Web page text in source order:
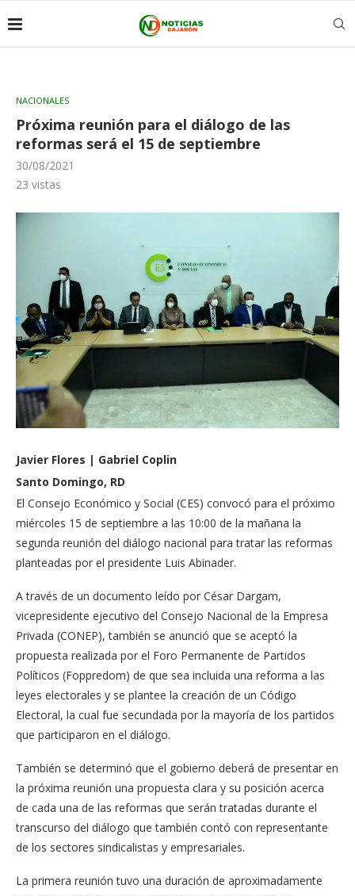
NACIONALES
Próxima reunión para el diálogo de las
reformas será el 15 de septiembre
30/08/2021
23 vistas
Javier Flores | Gabriel Coplin
Santo Domingo, RD
El Consejo Económico y Social (CES) convocó para el próximo
miércoles 15 de septiembre a las 10:00 de la mañana la
segunda reunión del diálogo nacional para tratar las reformas
planteadas por el presidente Luis Abinader.
A través de un documento leído por César Dargam,
vicepresidente ejecutivo del Consejo Nacional de la Empresa
Privada (CONEP), también se anunció que se aceptó la
propuesta realizada por el Foro Permanente de Partidos
Políticos (Foppredom) de que sea incluida una reforma a las
leyes electorales y se plantee la creación de un Código
Electoral, la cual fue secundada por la mayoría de los partidos
que participaron en el diálogo.
También se determinó que el gobierno deberá de presentar en
la próxima reunión una propuesta clara y su posición acerca
de cada una de las reformas que serán tratadas durante el
transcurso del diálogo que también contó con representante
de los sectores sindicalistas y empresariales.
La primera reunión tuvo una duración de aproximadamente